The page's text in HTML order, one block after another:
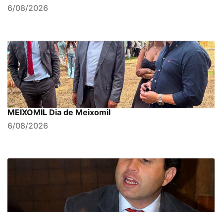
6/08/2026
MEIXOMIL Dia de Meixomil
6/08/2026